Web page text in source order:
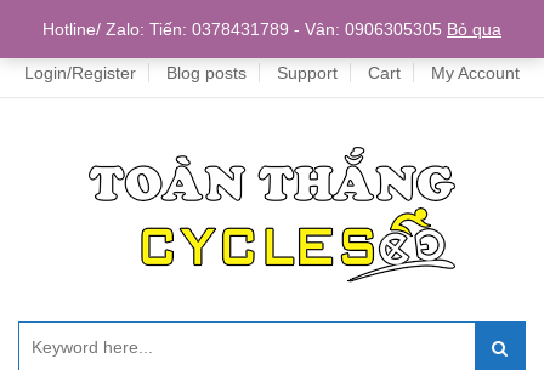
Home
Login/Register Blog posts Support Cart My Account
Hotline/ Zalo: Tiến: 0378431789 - Vân: 0906305305 Bỏ qua